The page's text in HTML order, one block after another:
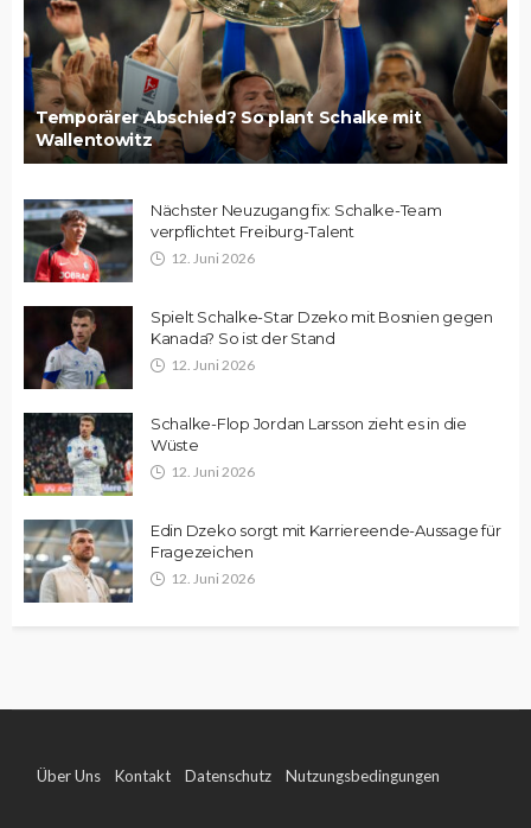
Temporärer Abschied? So plant Schalke mit
Wallentowitz
Nächster Neuzugang fix: Schalke-Team
verpflichtet Freiburg-Talent
12. Juni 2026
Spielt Schalke-Star Dzeko mit Bosnien gegen
Kanada? So ist der Stand
12. Juni 2026
Schalke-Flop Jordan Larsson zieht es in die
Wüste
12. Juni 2026
Edin Dzeko sorgt mit Karriereende-Aussage für
Fragezeichen
12. Juni 2026
Über Uns Kontakt Datenschutz Nutzungsbedingungen